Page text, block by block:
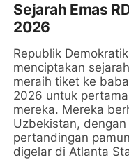
Sejarah Emas
2026
Republik
menciptakan
meraih tiket ke
2026 untuk
mereka. Mereka
Uzbekistan,
pertandingan
digelar di Atlanta